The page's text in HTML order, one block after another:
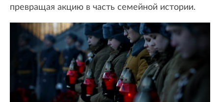
превращая акцию в часть семейной истории.